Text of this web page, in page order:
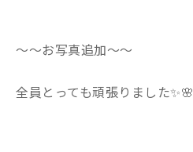
〜〜お写真追加〜〜
全員とっても頑張りました✨🌸